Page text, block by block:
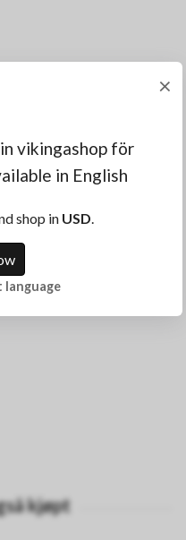
er tilgjengelig i flere
×
vikingashop för
in English
shop in USD
language